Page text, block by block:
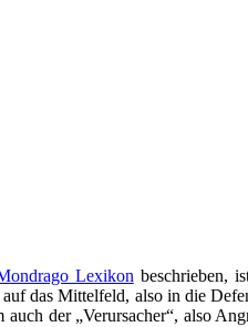
Lexikon beschrieben,
das Mittelfeld, also in die
der „Verursacher“, also